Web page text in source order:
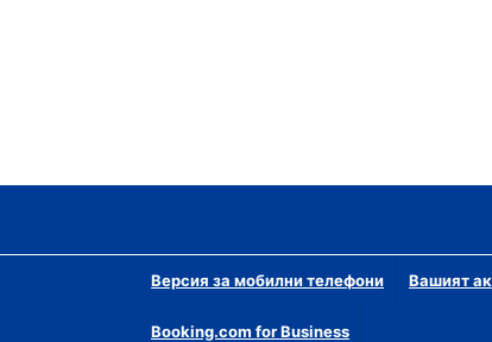
Версия за мобилни телефони Вашият
Booking.com for Business